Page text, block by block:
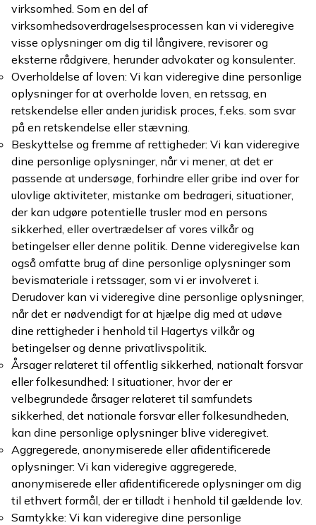
virksomhed. Som en del af
virksomhedsoverdragelsesprocessen kan vi videregive
visse oplysninger om dig til långivere, revisorer og
eksterne rådgivere, herunder advokater og konsulenter.
Overholdelse af loven: Vi kan videregive dine personlige
oplysninger for at overholde loven, en retssag, en
retskendelse eller anden juridisk proces, f.eks. som svar
på en retskendelse eller stævning.
Beskyttelse og fremme af rettigheder: Vi kan videregive
dine personlige oplysninger, når vi mener, at det er
passende at undersøge, forhindre eller gribe ind over for
ulovlige aktiviteter, mistanke om bedrageri, situationer,
der kan udgøre potentielle trusler mod en persons
sikkerhed, eller overtrædelser af vores vilkår og
betingelser eller denne politik. Denne videregivelse kan
også omfatte brug af dine personlige oplysninger som
bevismateriale i retssager, som vi er involveret i.
Derudover kan vi videregive dine personlige oplysninger,
når det er nødvendigt for at hjælpe dig med at udøve
dine rettigheder i henhold til Hagertys vilkår og
betingelser og denne privatlivspolitik.
Årsager relateret til offentlig sikkerhed, nationalt forsvar
eller folkesundhed: I situationer, hvor der er
velbegrundede årsager relateret til samfundets
sikkerhed, det nationale forsvar eller folkesundheden,
kan dine personlige oplysninger blive videregivet.
Aggregerede, anonymiserede eller afidentificerede
oplysninger: Vi kan videregive aggregerede,
anonymiserede eller afidentificerede oplysninger om dig
til ethvert formål, der er tilladt i henhold til gældende lov.
Samtykke: Vi kan videregive dine personlige